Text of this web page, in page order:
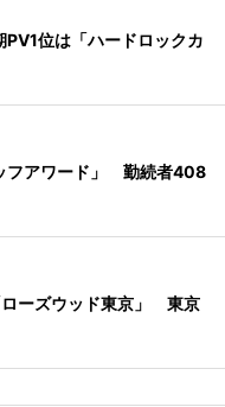
位は「ハードロックカ
フアワード」 勤続者408
ーズウッド東京」 東京